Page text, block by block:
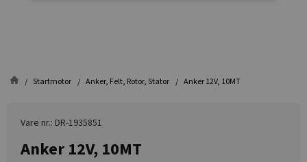
Startmotor Anker, Felt, Rotor, Stator Anker 12V, 10MT
Vare nr.: DR-1935851
Anker 12V, 10MT